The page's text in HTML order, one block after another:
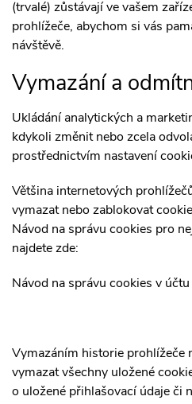
(trvalé) zůstávají ve vašem
prohlížeče, abychom si vás
návštěvě.
Vymazání a
Ukládání analytických a
kdykoli změnit nebo zcela
prostřednictvím nastavení
Většina internetových
vymazat nebo zablokovat
Návod na správu cookies pro
najdete zde:
Návod na správu cookies v
Vymazáním historie prohlížeče
vymazat všechny uložené
o uložené přihlašovací údaje či